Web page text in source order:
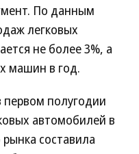
По данным
легковых
не более 3%, а
машин в год.
полугодии
автомобилей в
составила